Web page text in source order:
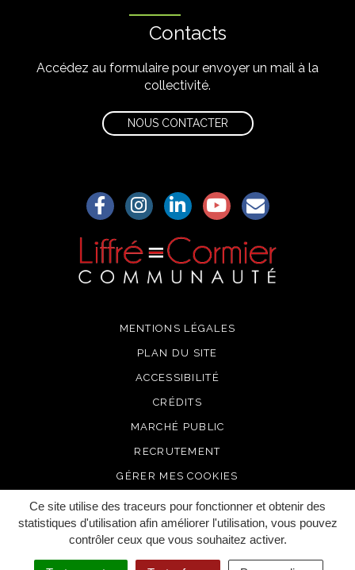
Ce site utilise des traceurs pour fonctionner et obtenir des
statistiques d'utilisation afin améliorer l'utilisation, vous pouvez
contrôler ceux que vous souhaitez activer.
Contacts
Accédez au formulaire pour envoyer un mail à la
collectivité.
NOUS CONTACTER
Lien vers le compte Facebook
Lien vers le compte Instagram
Lien vers le compte Linkedin
Lien vers la chaîne
S'aWonner à
MENTIONS LÉGALES
PLAN DU SITE
ACCESSIBILITÉ
CRÉDITS
MARCHÉ PUBLIC
RECRUTEMENT
GÉRER MES COOKIES